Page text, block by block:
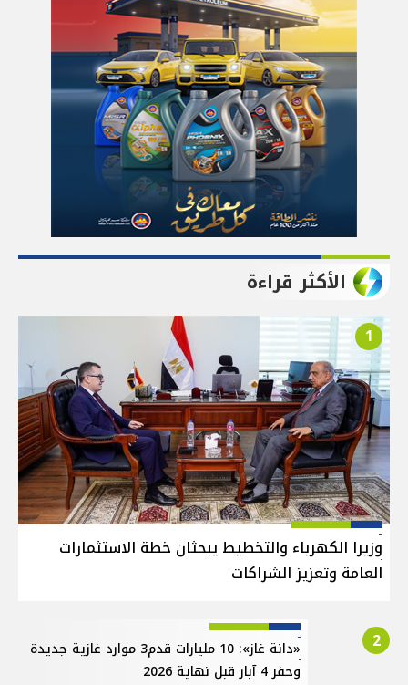
الأكثر قراءة
1
وزيرا الكهرباء والتخطيط يبحثان خطة الاستثمارات
العامة وتعزيز الشراكات
2
«دانة غاز»: 10 مليارات قدم3 موارد غازية جديدة
وحفر 4 آبار قبل نهاية 2026